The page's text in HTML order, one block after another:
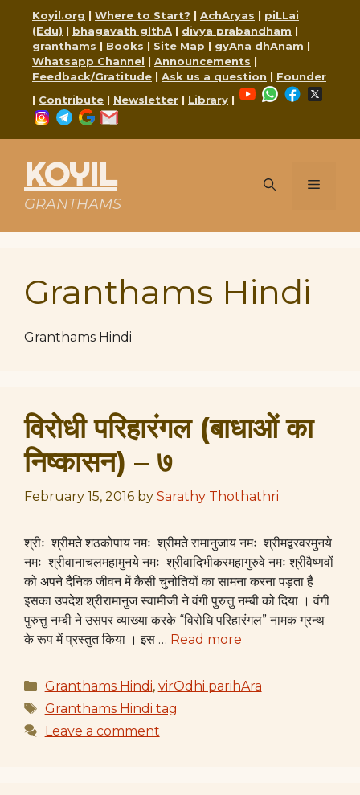
content
Koyil.org | Where to Start? | AchAryas | piLLai
(Edu) | bhagavath gIthA | divya prabandham |
granthams | Books | Site Map | gyAna dhAnam |
Whatsapp Channel | Announcements |
Feedback/Gratitude | Ask us a question | Founder
| Contribute | Newsletter | Library |
YouTubeWhatsApp
Facebook
Instagram
Telegram
Google
KOYIL
GRANTHAMS
Menu
Granthams Hindi
Granthams Hindi
विरोधी परिहारंगल (बाधाओं का
निष्कासन) – ७
February 15, 2016 by Sarathy Thothathri
श्रीः श्रीमते शठकोपाय नमः श्रीमते रामानुजाय नमः श्रीमद्वरवरमुनये
नमः श्रीवानाचलमहामुनये नमः श्रीवादिभीकरमहागुरुवे नमः श्रीवैष्णवों
को अपने दैनिक जीवन में कैसी चुनोतियों का सामना करना पड़ता है
इसका उपदेश श्रीरामानुज स्वामीजी ने वंगी पुरुत्तु नम्बी को दिया । वंगी
पुरुत्तु नम्बी ने उसपर व्याख्या करके “विरोधि परिहारंगल” नामक ग्रन्थ
के रूप में प्रस्तुत किया । इस … Read more
Categories
Granthams Hindi, virOdhi parihAra
Tags
Granthams Hindi tag
Leave a comment